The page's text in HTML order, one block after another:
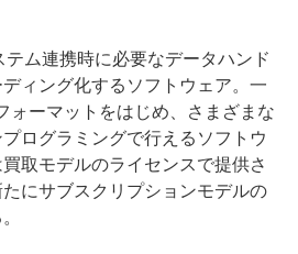
ム連携時に必要なデータハンド
ィング化するソフトウェア。一
ォーマットをはじめ、さまざまな
ログラミングで行えるソフトウ
取モデルのライセンスで提供さ
にサブスクリプションモデルの